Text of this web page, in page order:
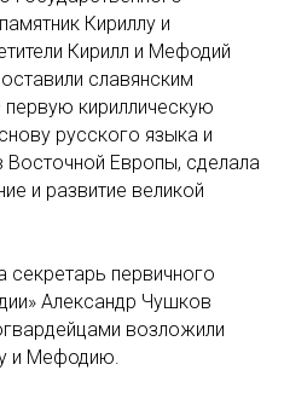
Кириллу и
Кирилл и Мефодий
славянским
кириллическую
русского языка и
Европы, сделала
и развитие великой
секретарь первичного
Александр Чушков
возложили
и Мефодию.